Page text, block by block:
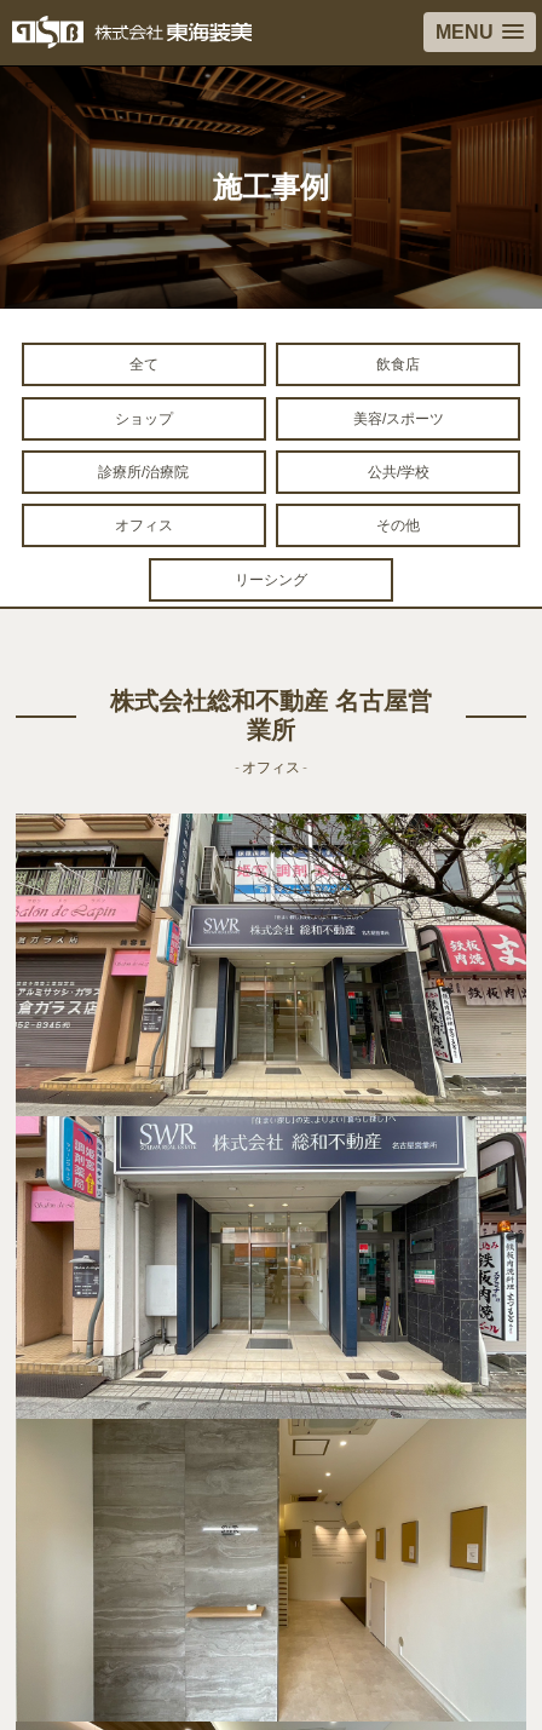
MENU
施工事例
全て 飲食店
ショップ 美容/スポーツ
診療所/治療院 公共/学校
オフィス その他
リーシング
株式会社総和不動産 名古屋営
業所
- オフィス -